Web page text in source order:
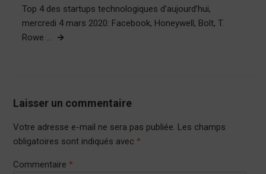
Top 4 des startups technologiques d’aujourd’hui,
mercredi 4 mars 2020: Facebook, Honeywell, Bolt, T.
Rowe …
Laisser un commentaire
Votre adresse e-mail ne sera pas publiée. Les champs
obligatoires sont indiqués avec *
Commentaire *